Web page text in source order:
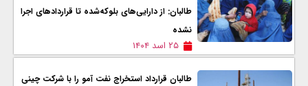
طالبان: از دارایی‌های بلوکه‌شده تا قراردادهای اجرا
نشده
۲۵ اسد ۱۴۰۴
طالبان قرارداد استخراج نفت آمو را با شرکت چینی